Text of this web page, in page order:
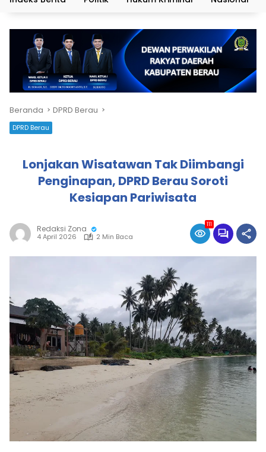
Beranda DPRD Berau
DPRD Berau
Lonjakan Wisatawan Tak Diimbangi
Penginapan, DPRD Berau Soroti
Kesiapan Pariwisata
Redaksi Zona
4 April 2026 2 Min Baca
111